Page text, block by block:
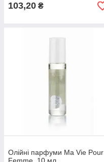
103,20 ₴
Олійні парфуми Ma Vie Pour